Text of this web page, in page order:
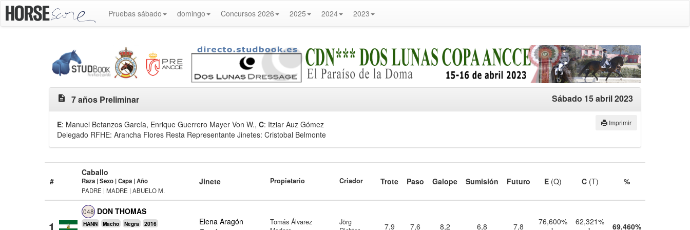
Pruebas sábado domingo Concursos 2026 2025 2024 2023
description 7 años Preliminar Sábado 15 abril 2023
Imprimir
E: Manuel Betanzos García, Enrique Guerrero Mayer Von W., C: Itziar Auz Gómez
Delegado RFHE: Arancha Flores Resta Representante Jinetes: Cristobal Belmonte
#
Caballo
Raza | Sexo | Capa | Año
PADRE | MADRE | ABUELO M.
Jinete Propietario Criador Trote Paso Galope Sumisión Futuro E (Q) C (T) %
1
048 DON THOMAS
HANN Macho Negra 2016
Elena Aragón
Tomás Álvarez
Jörg
7,9 7,6 8,2 6,8 7,8 76,600% 62,321% 69,460%